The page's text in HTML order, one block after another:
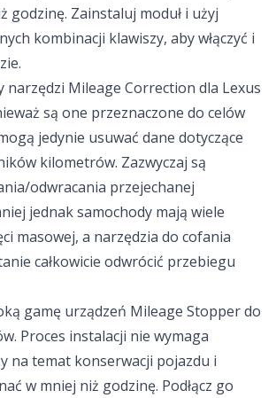
godzinę. Zainstaluj moduł i użyj
kombinacji klawiszy, aby włączyć i
narzędzi Mileage Correction dla Lexus
są one przeznaczone do celów
jedynie usuwać dane dotyczące
kilometrów. Zazwyczaj są
odwracania przejechanej
jednak samochody mają wiele
masowej, a narzędzia do cofania
całkowicie odwrócić przebiegu
gamę urządzeń Mileage Stopper do
Proces instalacji nie wymaga
na temat konserwacji pojazdu i
w mniej niż godzinę. Podłącz go